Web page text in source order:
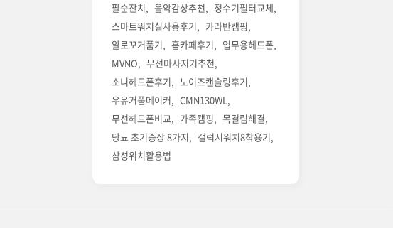
팔순잔치
음악감상추천
정수기필터교체
스마트워치실사용후기
카라반캠핑
알로꼬거품기
홈카페후기
업무용헤드폰
MVNO
무선마사지기추천
소니헤드폰후기
노이즈캔슬링후기
우유거품메이커
CMN130WL
무선헤드폰비교
가족캠핑
목결림해결
당뇨 초기증상 8가지
갤럭시워치8착용기
삼성워치활용법